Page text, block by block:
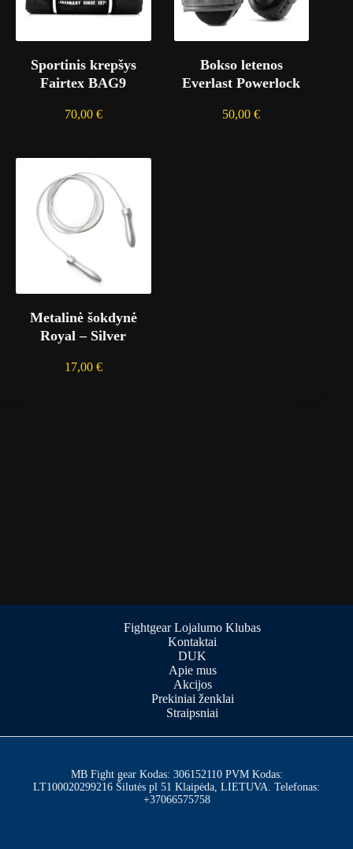
Sportinis krepšys
Fairtex BAG9
70,00 €
Bokso letenos
Everlast Powerlock
50,00€
Metalinė šokdynė
Royal – Silver
17,00 €
Fightgear Lojalumo Klubas
Kontaktai
DUK
Apie mus
Akcijos
Prekiniai ženklai
Straipsniai
MB Fight gear Kodas: 306152110 PVM Kodas:
LT100020299216 Šilutės pl 51 Klaipėda, LIETUVA. Telefonas:
+37066575758